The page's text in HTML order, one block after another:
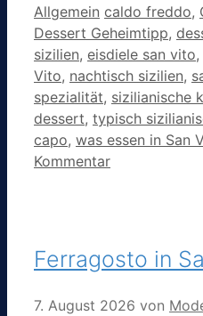
Kategorien
Allgemein Schlagwörter
caldo freddo,
Dessert Geheimtipp,
sizilien, eisdiele san vito,
Vito, nachtisch sizilien,
spezialität, sizilianische
dessert, typisch
capo, was essen in San
Kommentar
Ferragosto in
7. August 2026 von